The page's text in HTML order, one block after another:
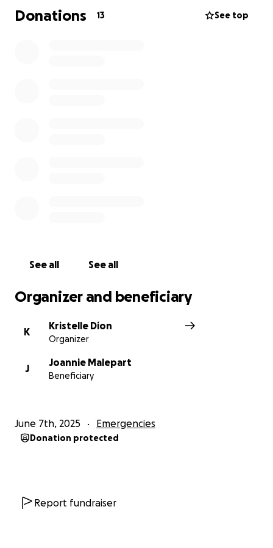
ce qu’ils puissent se procurer des biens matériels
pour leur nouveau logement. Les assurances ne
Donations 13 See top
See all See all
Organizer and beneficiary
K
Kristelle Dion
Organizer
J
Joannie Malepart
Beneficiary
June 7th, 2025 Emergencies
Donation protected
Report fundraiser